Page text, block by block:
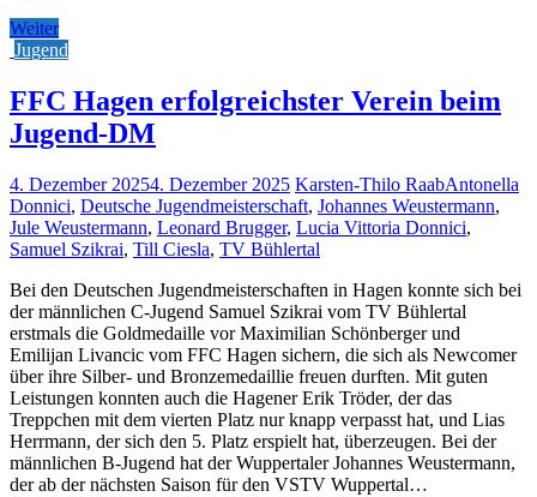
Weiter
Jugend
FFC Hagen erfolgreichster Verein beim
Jugend-DM
4. Dezember 20254. Dezember 2025 Karsten-Thilo RaabAntonella
Donnici, Deutsche Jugendmeisterschaft, Johannes Weustermann,
Jule Weustermann, Leonard Brugger, Lucia Vittoria Donnici,
Samuel Szikrai, Till Ciesla, TV Bühlertal
Bei den Deutschen Jugendmeisterschaften in Hagen konnte sich bei
der männlichen C-Jugend Samuel Szikrai vom TV Bühlertal
erstmals die Goldmedaille vor Maximilian Schönberger und
Emilijan Livancic vom FFC Hagen sichern, die sich als Newcomer
über ihre Silber- und Bronzemedaillie freuen durften. Mit guten
Leistungen konnten auch die Hagener Erik Tröder, der das
Treppchen mit dem vierten Platz nur knapp verpasst hat, und Lias
Herrmann, der sich den 5. Platz erspielt hat, überzeugen. Bei der
männlichen B-Jugend hat der Wuppertaler Johannes Weustermann,
der ab der nächsten Saison für den VSTV Wuppertal…